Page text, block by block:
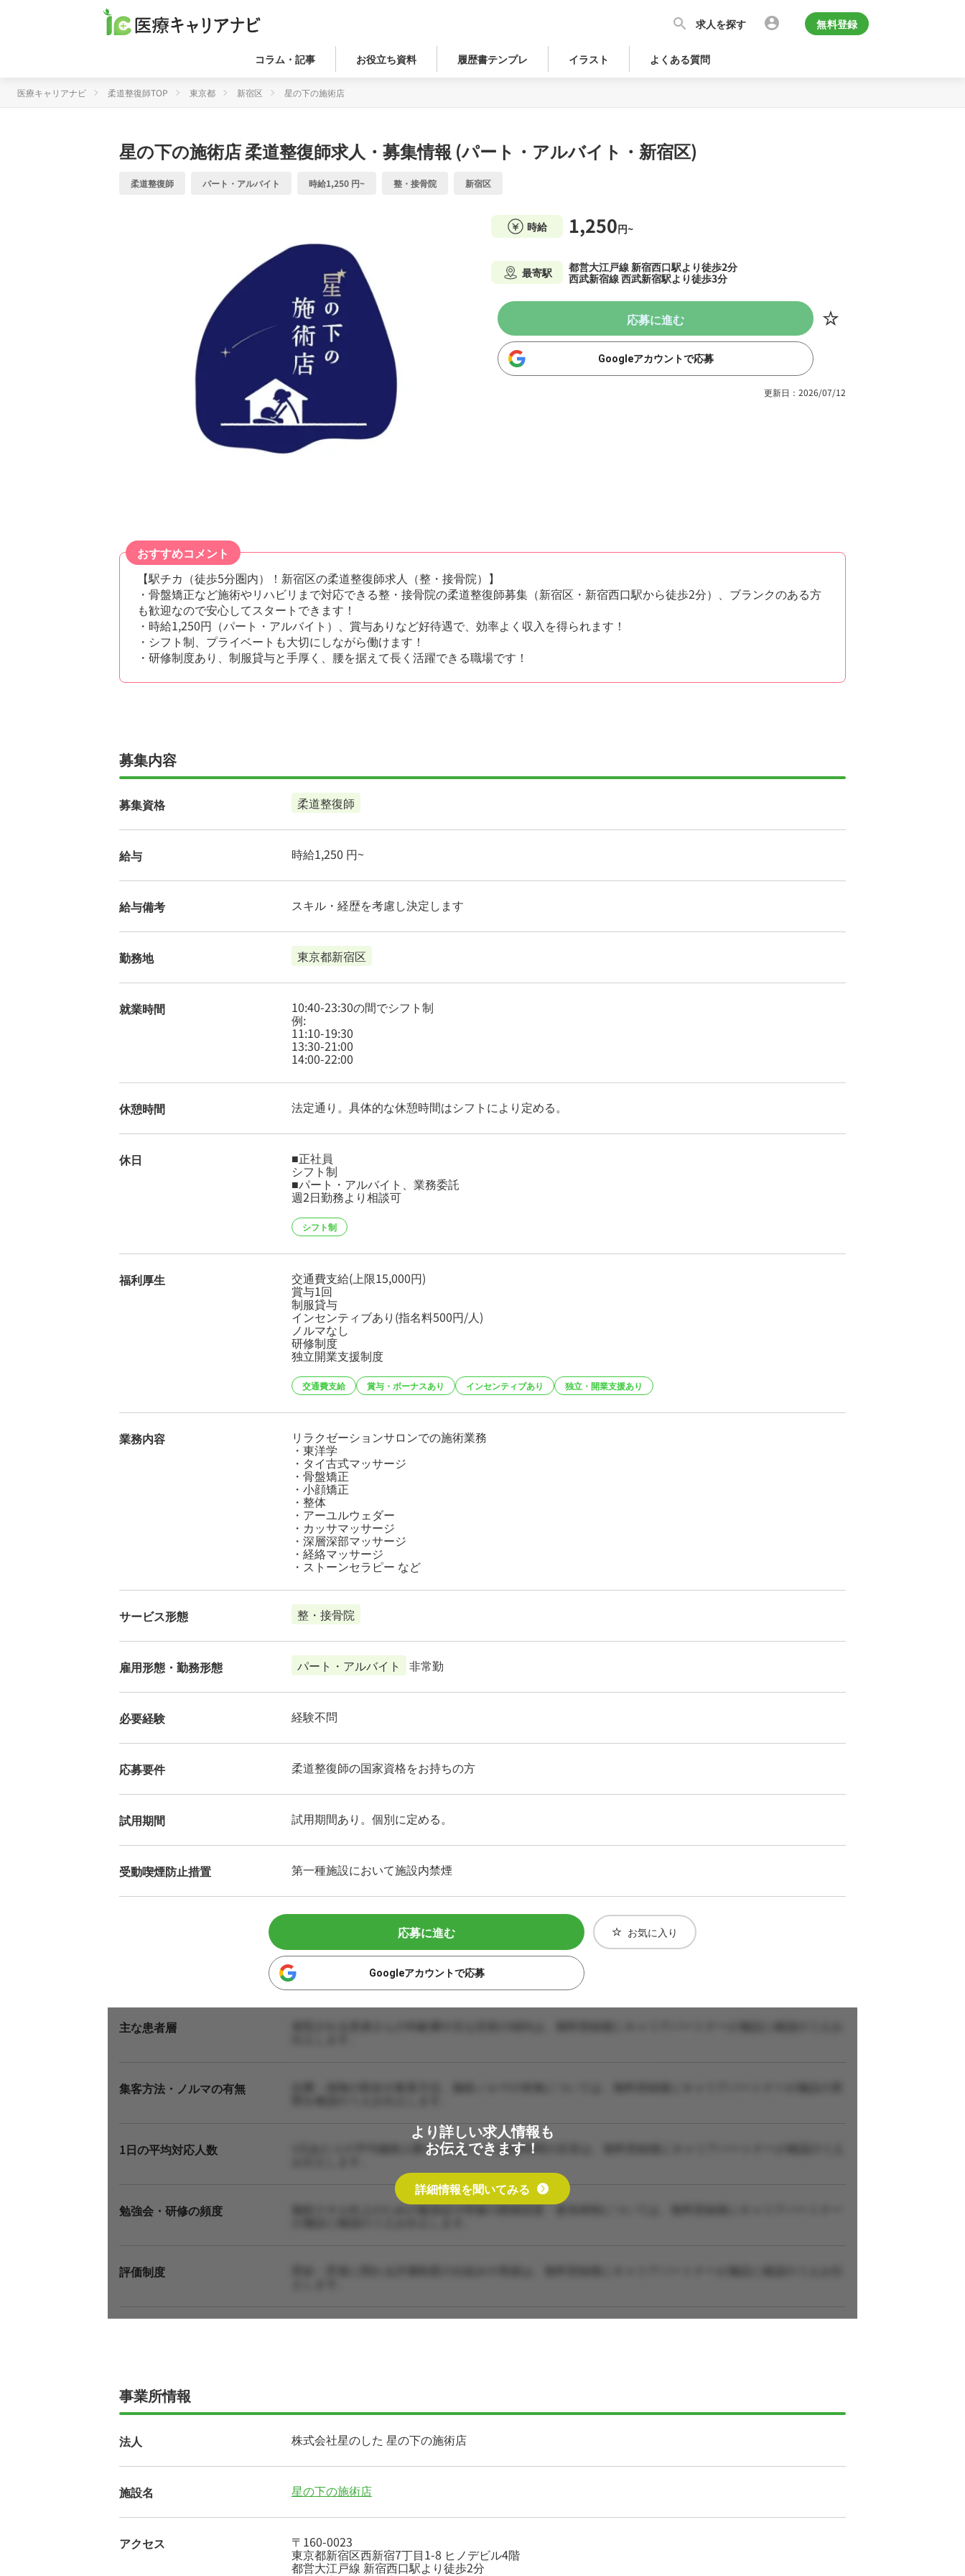
求人を探す 無料登録
コラム・記事 お役立ち資料 履歴書テンプレ イラスト よくある質問
医療キャリアナビ 柔道整復師TOP 東京都 新宿区 星の下の施術店
星の下の施術店柔道整復師求人・募集情報 (パート・アルバイト・新宿区)
柔道整復師 パート・アルバイト 時給1,250 円~ 整・接骨院 新宿区
時給 1,250円~
最寄駅
都営大江戸線 新宿西口駅より徒歩2分
西武新宿線 西武新宿駅より徒歩3分
応募に進む
Googleアカウントで応募
更新日：2026/07/12
おすすめコメント
【駅チカ（徒歩5分圏内）！新宿区の柔道整復師求人（整・接骨院）】
・骨盤矯正など施術やリハビリまで対応できる整・接骨院の柔道整復師募集（新宿区・新宿西口駅から徒歩2分）、ブランクのある方
も歓迎なので安心してスタートできます！
・時給1,250円（パート・アルバイト）、賞与ありなど好待遇で、効率よく収入を得られます！
・シフト制、プライベートも大切にしながら働けます！
・研修制度あり、制服貸与と手厚く、腰を据えて長く活躍できる職場です！
募集内容
募集資格 柔道整復師
給与 時給1,250 円~
給与備考 スキル・経歴を考慮し決定します
勤務地 東京都新宿区
就業時間 10:40-23:30の間でシフト制
例:
11:10-19:30
13:30-21:00
14:00-22:00
休憩時間 法定通り。具体的な休憩時間はシフトにより定める。
休日 ■正社員
シフト制
■パート・アルバイト、業務委託
週2日勤務より相談可
シフト制
福利厚生 交通費支給(上限15,000円)
賞与1回
制服貸与
インセンティブあり(指名料500円/人)
ノルマなし
研修制度
独立開業支援制度
交通費支給 賞与・ボーナスあり インセンティブあり 独立・開業支援あり
業務内容 リラクゼーションサロンでの施術業務
・東洋学
・タイ古式マッサージ
・骨盤矯正
・小顔矯正
・整体
・アーユルウェダー
・カッサマッサージ
・深層深部マッサージ
・経絡マッサージ
・ストーンセラピー など
サービス形態 整・接骨院
雇用形態・勤務形態 パート・アルバイト 非常勤
必要経験 経験不問
応募要件 柔道整復師の国家資格をお持ちの方
試用期間 試用期間あり。個別に定める。
受動喫煙防止措置 第一種施設において施設内禁煙
応募に進む
Googleアカウントで応募
お気に入り
主な患者層 来院される患者さんの年齢層や主な症状の傾向は、無料登録後にキャリアパートナーが施設に確認のうえお
集客方法・ノルマの有無 自費・保険の割合や集客方法、施術ノルマの有無については、無料登録後にキャリアパートナーが施設の実
1日の平均対応人数 1日あたりの平均施術人数や1人あたりの施術時間の目安は、無料登録後にキャリアパートナーが確認のうえ
勉強会・研修の頻度 施術スキル向上のための勉強会や研修の開催頻度・参加体制については、無料登録後にキャリアパートナー
評価制度 昇給・昇進に関わる評価制度の仕組みや実績は、無料登録後にキャリアパートナーが施設に確認のうえお伝
より詳しい求人情報も
お伝えできます！
詳細情報を聞いてみる
事業所情報
法人 株式会社星のした 星の下の施術店
施設名 星の下の施術店
アクセス 〒160-0023
東京都新宿区西新宿7丁目1-8 ヒノデビル4階
都営大江戸線 新宿西口駅より徒歩2分